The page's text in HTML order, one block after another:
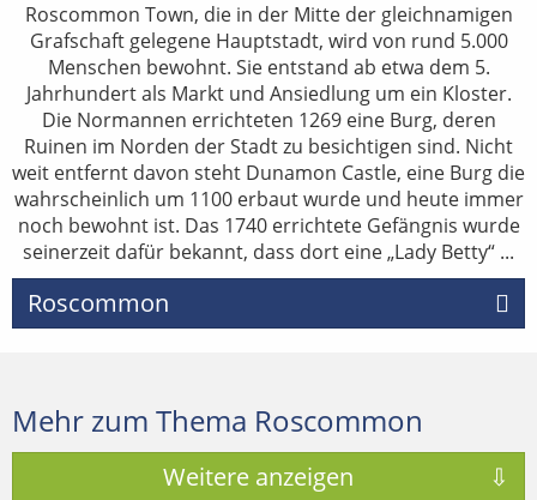
Roscommon Town, die in der Mitte der gleichnamigen
Grafschaft gelegene Hauptstadt, wird von rund 5.000
Menschen bewohnt. Sie entstand ab etwa dem 5.
Jahrhundert als Markt und Ansiedlung um ein Kloster.
Die Normannen errichteten 1269 eine Burg, deren
Ruinen im Norden der Stadt zu besichtigen sind. Nicht
weit entfernt davon steht Dunamon Castle, eine Burg die
wahrscheinlich um 1100 erbaut wurde und heute immer
noch bewohnt ist. Das 1740 errichtete Gefängnis wurde
seinerzeit dafür bekannt, dass dort eine „Lady Betty“ ...
Roscommon
Mehr zum Thema Roscommon